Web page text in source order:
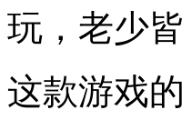
玩，老少
这款游戏